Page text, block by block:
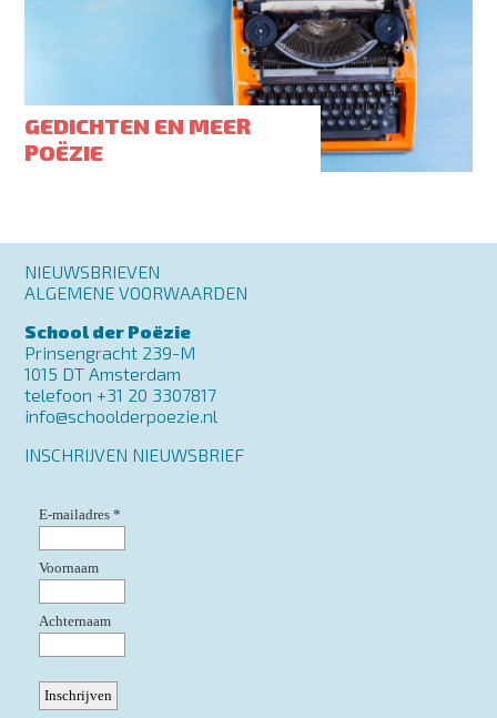
GEDICHTEN EN MEER
POËZIE
Footer
menu
NIEUWSBRIEVEN
ALGEMENE VOORWAARDEN
School der Poëzie
Prinsengracht 239-M
1015 DT Amsterdam
telefoon +31 20 3307817
info@schoolderpoezie.nl
INSCHRIJVEN NIEUWSBRIEF